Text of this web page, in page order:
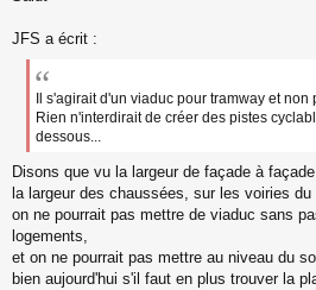
s
u
JFS a écrit :
Il s'agirait d'un viaduc pour tramway et
Rien n'interdirait de créer des pistes
dessous...
Disons que vu la largeur de façade à
la largeur des chaussées, sur les voiries du
on ne pourrait pas mettre de viaduc sans
logements,
et on ne pourrait pas mettre au niveau du
bien aujourd'hui s'il faut en plus trouver la